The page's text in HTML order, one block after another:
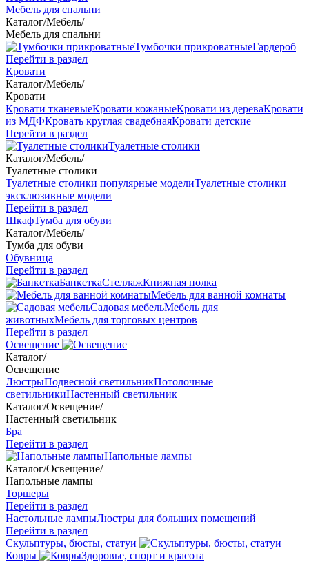
Мебель для спальни
Каталог/Мебель/
Мебель для спальни
Тумбочки прикроватныеГардероб
Перейти в раздел
Кровати
Каталог/Мебель/
Кровати
Кровати тканевыеКровати кожаныеКровати из дереваКровати
из МДФКровать круглая свадебнаяКровати детские
Перейти в раздел
Туалетные столики
Каталог/Мебель/
Туалетные столики
Туалетные столики популярные моделиТуалетные столики
эксклюзивные модели
Перейти в раздел
ШкафТумба для обуви
Каталог/Мебель/
Тумба для обуви
Обувница
Перейти в раздел
БанкеткаСтеллажКнижная полка
Мебель для ванной комнаты
Садовая мебельМебель для
животныхМебель для торговых центров
Перейти в раздел
Освещение
Каталог/
Освещение
ЛюстрыПодвесной светильникПотолочные
светильникиНастенный светильник
Каталог/Освещение/
Настенный светильник
Бра
Перейти в раздел
Напольные лампы
Каталог/Освещение/
Напольные лампы
Торшеры
Перейти в раздел
Настольные лампыЛюстры для больших помещений
Перейти в раздел
Скульптуры, бюсты, статуи
Ковры
Здоровье, спорт и красота